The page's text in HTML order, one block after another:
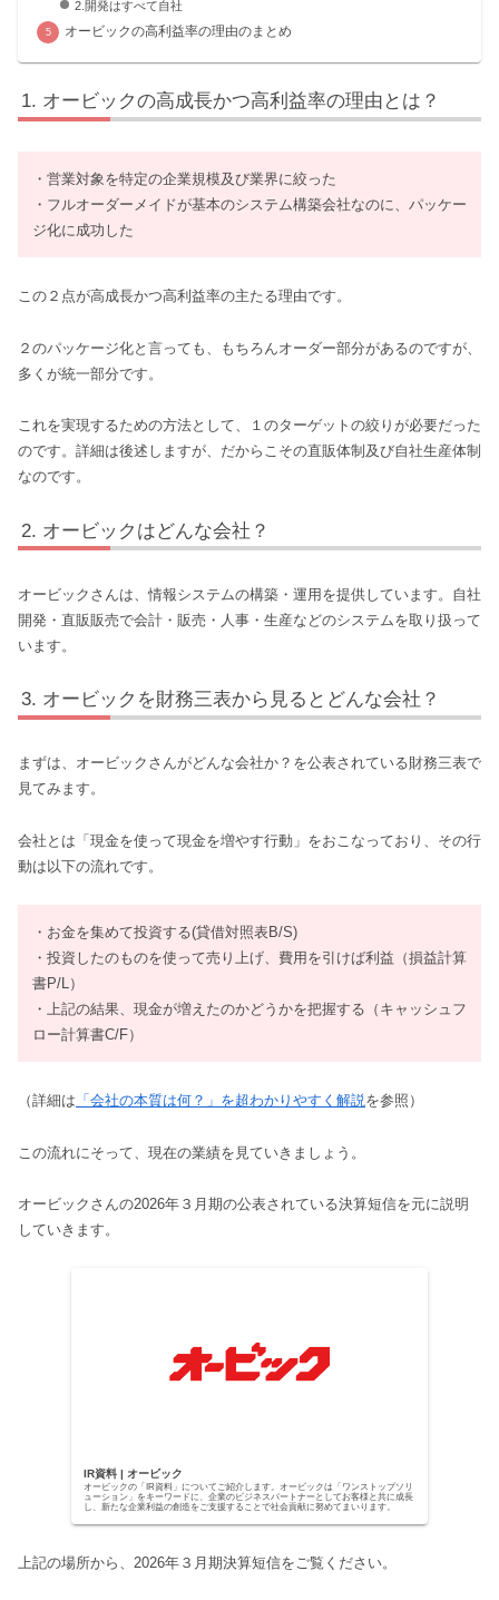
2.開発はすべて自社
オービックの高利益率の理由のまとめ
オービックの高成長かつ高利益率の理由とは？
・営業対象を特定の企業規模及び業界に絞った
・フルオーダーメイドが基本のシステム構築会社なのに、パッケー
ジ化に成功した
この２点が高成長かつ高利益率の主たる理由です。
２のパッケージ化と言っても、もちろんオーダー部分があるのですが、
多くが統一部分です。
これを実現するための方法として、１のターゲットの絞りが必要だった
のです。詳細は後述しますが、だからこその直販体制及び自社生産体制
なのです。
オービックはどんな会社？
オービックさんは、情報システムの構築・運用を提供しています。自社
開発・直販販売で会計・販売・人事・生産などのシステムを取り扱って
います。
オービックを財務三表から見るとどんな会社？
まずは、オービックさんがどんな会社か？を公表されている財務三表で
見てみます。
会社とは「現金を使って現金を増やす行動」をおこなっており、その行
動は以下の流れです。
・お金を集めて投資する(貸借対照表B/S)
・投資したのものを使って売り上げ、費用を引けば利益（損益計算
書P/L）
・上記の結果、現金が増えたのかどうかを把握する（キャッシュフ
ロー計算書C/F）
（詳細は 「会社の本質は何？」を超わかりやすく解説を参照）
この流れにそって、現在の業績を見ていきましょう。
オービックさんの2026年３月期の公表されている決算短信を元に説明
していきます。
IR資料 | オービック
オービックの「IR資料」についてご紹介します。オービックは「ワンストップソリ
ューション」をキーワードに、企業のビジネスパートナーとしてお客様と共に成長
し、新たな企業利益の創造をご支援することで社会貢献に努めてまいります。
上記の場所から、2026年３月期決算短信をご覧ください。